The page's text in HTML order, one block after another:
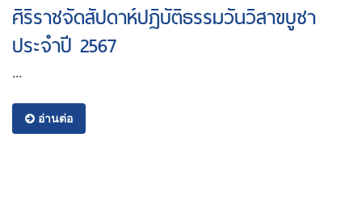
ศิริราชจัดสัปดาห์ปฏิบัติธรรมวันวิสาขบูชา
ประจำปี 2567
...
อ่านต่อ